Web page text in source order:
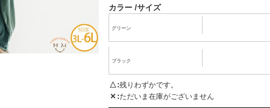
カラー サイズ
グリーン
ブラック
△ 残りわずかです。
✕ ただいま在庫がございません